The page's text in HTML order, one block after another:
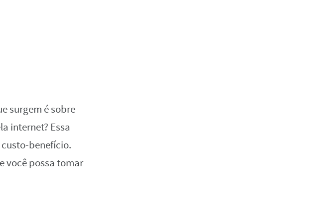
surgem é sobre
internet? Essa
benefício.
você possa tomar